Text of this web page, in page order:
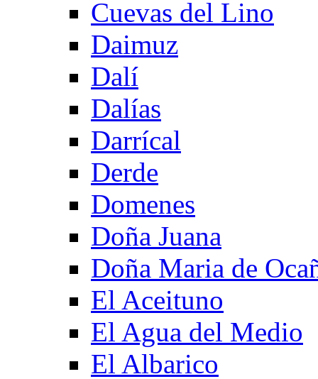
Cuevas del Lino
Daimuz
Dalí
Dalías
Darrícal
Derde
Domenes
Doña Juana
Doña Maria de
El Aceituno
El Agua del Medio
El Albarico